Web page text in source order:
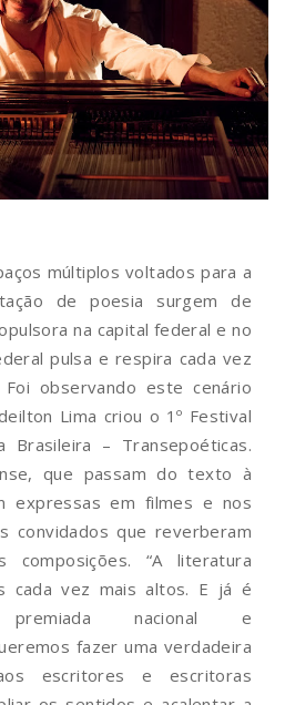
múltiplos voltados para a
de poesia surgem de
na capital federal e no
pulsa e respira cada vez
observando este cenário
Lima criou o 1º Festival
Brasileira – Transepoéticas.
que passam do texto à
expressas em filmes e nos
convidados que reverberam
composições. “A literatura
cada vez mais altos. E já é
nacional e
fazer uma verdadeira
escritores e escritoras